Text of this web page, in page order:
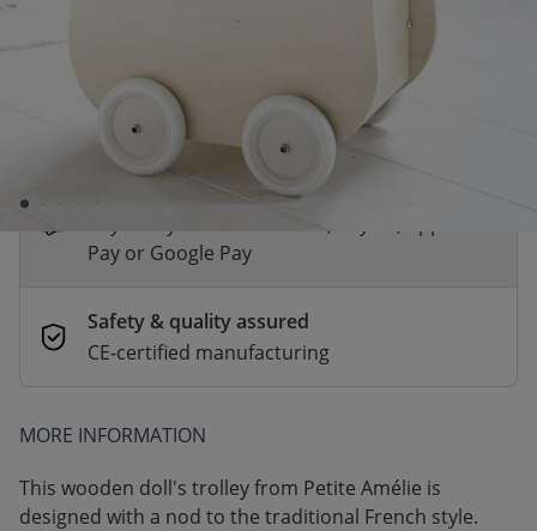
Order by 2pm for same-day dispatch.
Delivery in 1–3 business days
Pay or Google Pay
Safety & quality assured
CE-certified manufacturing
MORE INFORMATION
This wooden doll's trolley from Petite Amélie is
designed with a nod to the traditional French style.